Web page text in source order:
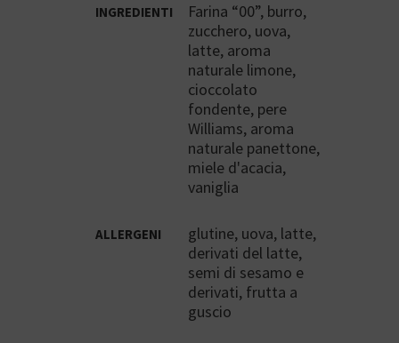
INGREDIENTI
Farina “00”, burro,
zucchero, uova,
latte, aroma
naturale limone,
cioccolato
fondente, pere
Williams, aroma
naturale panettone,
miele d'acacia,
vaniglia
ALLERGENI
glutine, uova, latte,
derivati del latte,
semi di sesamo e
derivati, frutta a
guscio